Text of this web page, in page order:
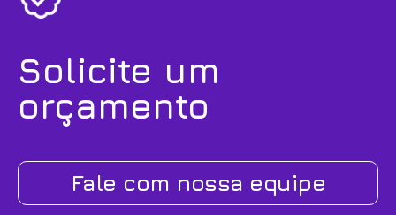
Solicite um
orçamento
Fale com nossa equipe